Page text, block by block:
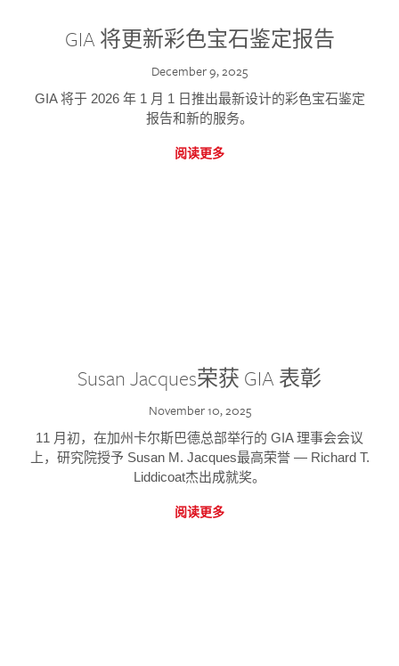
GIA 将更新彩色宝石鉴定报告
December 9, 2025
GIA 将于 2026 年 1 月 1 日推出最新设计的彩色宝石鉴定
报告和新的服务。
阅读更多
Susan Jacques荣获 GIA 表彰
November 10, 2025
11 月初，在加州卡尔斯巴德总部举行的 GIA 理事会会议
上，研究院授予 Susan M. Jacques最高荣誉 — Richard T.
Liddicoat杰出成就奖。
阅读更多